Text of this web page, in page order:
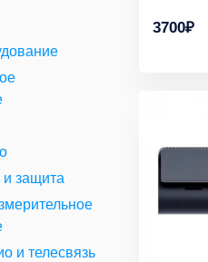
и защита
и телесвязь
3700₽